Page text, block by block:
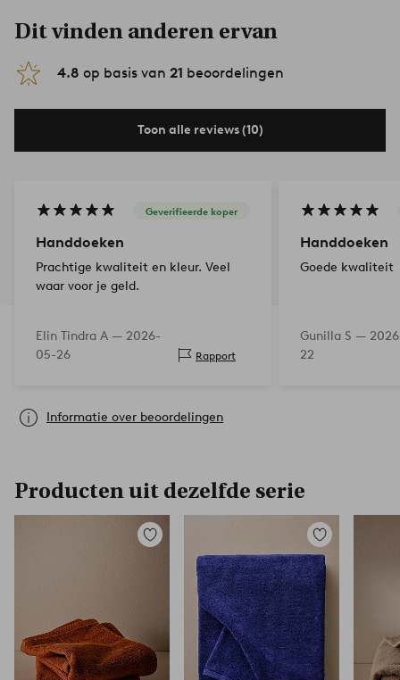
Dit vinden anderen ervan
4.8 op basis van 21 beoordelingen
Toon alle reviews (10)
Geverifieerde koper
Handdoeken
Prachtige kwaliteit en kleur. Veel
waar voor je geld.
Elin Tindra A — 2026-
05-26
Rapport
Handdoeken
Goede kwaliteit
Gunilla S —
22
Informatie over beoordelingen
Producten uit dezelfde serie
Toevoegen
Toevoegen
aan
favorieten